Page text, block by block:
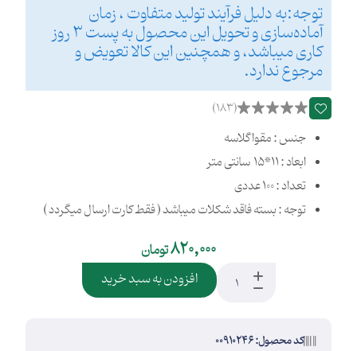
توجه:به دلیل فرآیند تولید متفاوت ، زمان
آماده‌سازی و تحویل این محصول به پست 3 روز
کاری میباشد، و همچنین این کالا تعویض و
مرجوع ندارد.
(183)
جنس : مقوا گلاسه
ابعاد : 11*15 سانتی متر
تعداد : 100 عددی
توجه : بسته فاقد شکلات میباشد ( فقط کارت ارسال میگردد )
820,000تومان
افزودن به سبد خرید
کد محصول: 00910246